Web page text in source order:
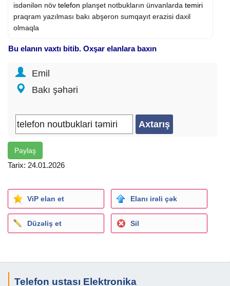
isdənilən növ telefon planşet notbukların ünvanlarda temiri
praqram yazılması bakı abşeron sumqayıt erazisi daxil
olmaqla
Bu elanın vaxtı bitib. Oxşar elanlara baxın
Emil
Bakı şəhəri
Paylaş
Tarix: 24.01.2026
ViP elan et Elanı irəli çək
Düzəliş et Sil
Telefon ustası Elektronika